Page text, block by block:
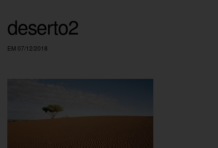
deserto2
EM 07/12/2018